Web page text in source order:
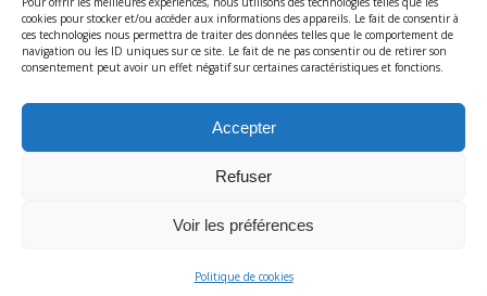
cookies pour stocker et/ou accéder aux informations des appareils. Le fait de consentir à
ces technologies nous permettra de traiter des données telles que le comportement de
navigation ou les ID uniques sur ce site. Le fait de ne pas consentir ou de retirer son
consentement peut avoir un effet négatif sur certaines caractéristiques et fonctions.
Accepter
Refuser
Voir les préférences
Politique de cookies
Mercredi : 12:30 - 21:00
Jeudi : 10:00 - 21:00
Vendredi : 8:30 - 21:00
Samedi : 10:30 - 12:30